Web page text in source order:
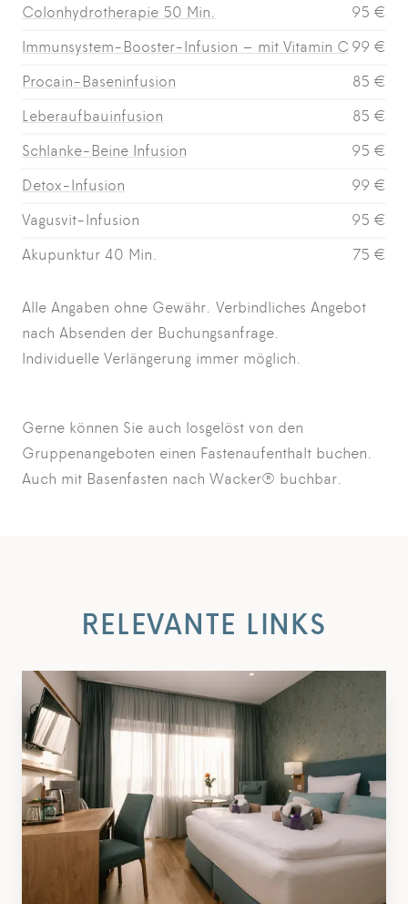
Colonhydrotherapie 50 Min.
95 €
Immunsystem-Booster-Infusion – mit Vitamin C 99 €
Procain-Baseninfusion
85 €
Leberaufbauinfusion
85 €
Schlanke-Beine Infusion
95 €
Detox-Infusion
99 €
Vagusvit-Infusion
95 €
Akupunktur 40 Min.
75 €
Alle Angaben ohne Gewähr. Verbindliches Angebot
nach Absenden der Buchungsanfrage.
Individuelle Verlängerung immer möglich.
Gerne können Sie auch losgelöst von den
Gruppenangeboten einen Fastenaufenthalt buchen.
Auch mit Basenfasten nach Wacker® buchbar.
RELEVANTE LINKS